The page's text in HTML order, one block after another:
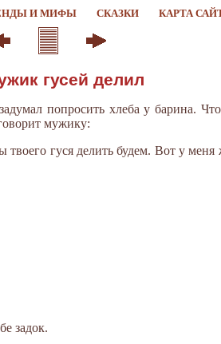
И МИФЫ СКАЗКИ КАРТА
гусей делил
попросить хлеба у барина.
мужику:
гуся делить будем. Вот у
задок.